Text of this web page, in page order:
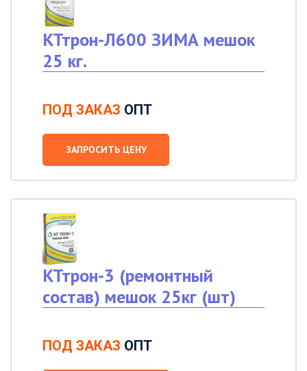
КТтрон-Л600 ЗИМА мешок
25 кг.
ПОД ЗАКАЗ ОПТ
ЗАПРОСИТЬ ЦЕНУ
КТтрон-3 (ремонтный
состав) мешок 25кг (шт)
ПОД ЗАКАЗ ОПТ